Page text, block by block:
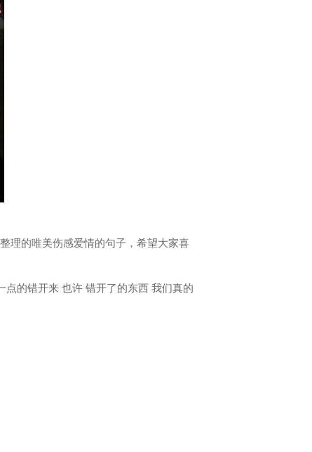
理的唯美伤感爱情的句子，希望大家喜
的错开来 也许 错开了的东西 我们真的